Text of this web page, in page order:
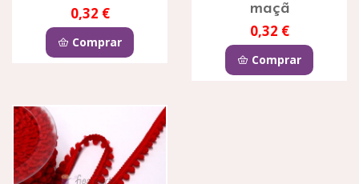
0,32 €
Comprar
maçã
0,32 €
Comprar